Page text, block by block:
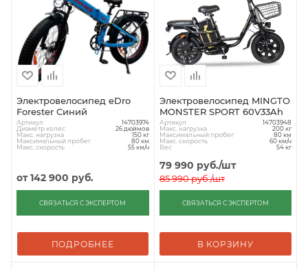
Электровелосипед eDro
Forester Синий
Артикул 14703974
Диаметр колес 26 дюймов
Макс. нагрузка 150 кг
Максимальный пробег 80 км
Макс. скорость 55 км/ч
от142 900 руб.
СВЯЗАТЬСЯ С ЭКСПЕРТОМ
ПОДРОБНЕЕ
Электровелосипед MINGTO
MONSTER SPORT 60V33Ah
Артикул 14703948
Макс. нагрузка 200 кг
Максимальный пробег 80 км
Макс. скорость 60 км/ч
Вес 54 кг
79 990 руб./шт
85 990руб./шт
СВЯЗАТЬСЯ С ЭКСПЕРТОМ
В КОРЗИНУ